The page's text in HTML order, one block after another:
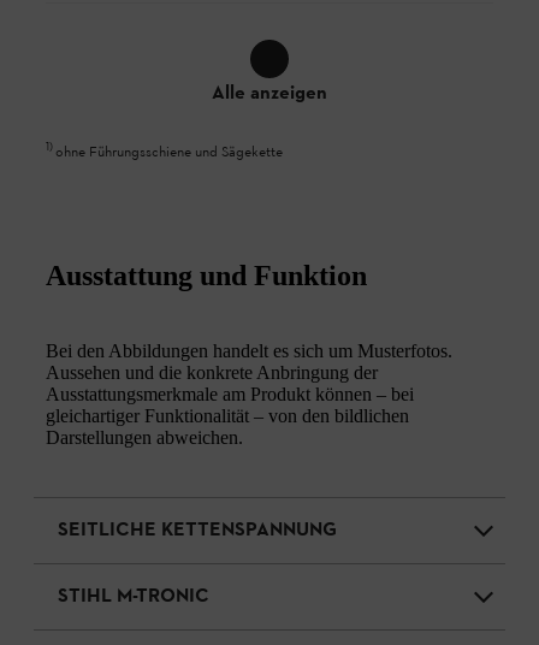
Alle anzeigen
1) ohne Führungsschiene und Sägekette
Ausstattung und Funktion
Bei den Abbildungen handelt es sich um Musterfotos.
Aussehen und die konkrete Anbringung der
Ausstattungsmerkmale am Produkt können – bei
gleichartiger Funktionalität – von den bildlichen
Darstellungen abweichen.
SEITLICHE KETTENSPANNUNG
STIHL M-TRONIC